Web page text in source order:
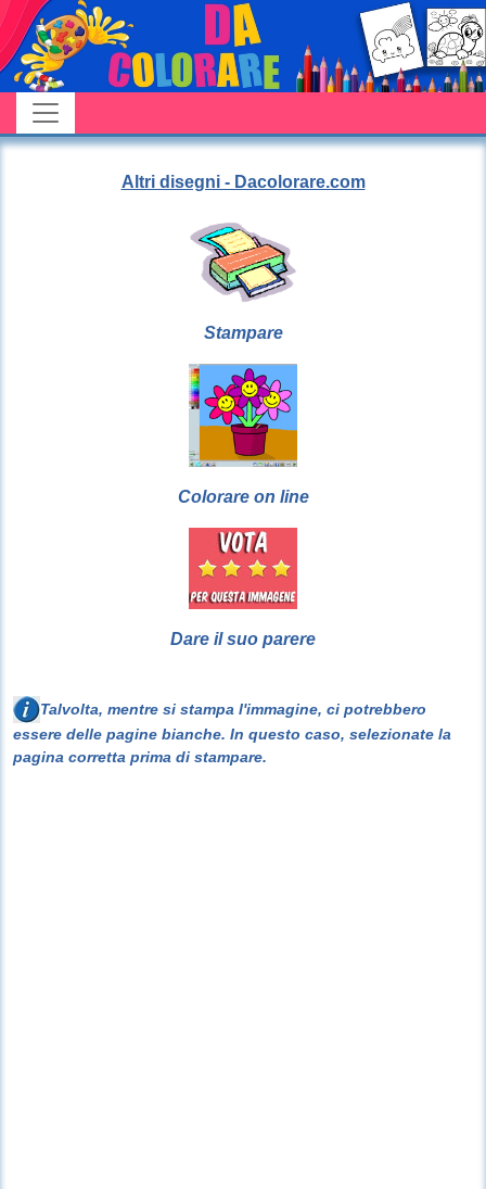
Altri disegni - Dacolorare.com
Stampare
Colorare on line
Dare il suo parere
Talvolta, mentre si stampa l'immagine, ci potrebbero
essere delle pagine bianche. In questo caso, selezionate la
pagina corretta prima di stampare.